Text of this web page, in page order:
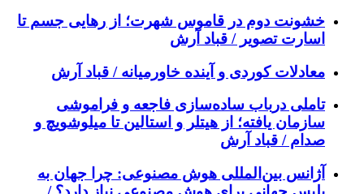
خشونت دوم در قاموس شهرت؛ از رهایی جسم تا
اسارت تصویر / قباد آرش
معادلات کوردی و آینده خاورمیانه / قباد آرش
تاملی درباب سادەسازی فاجعە و فراموشی
سازمان یافتە؛ از هیتلر و استالین تا میلوشویچ و
صدام / قباد آرش
آژانس بین‌المللی هوش مصنوعی: چرا جهان به